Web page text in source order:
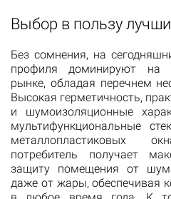
Выбор в пользу
Без сомнения, на
профиля доминируют на
рынке, обладая перечнем
Высокая герметичность,
и шумоизоляционные
мультифункциональные
металлопластиковых
потребитель получает
защиту помещения от
даже от жары, обеспечивая